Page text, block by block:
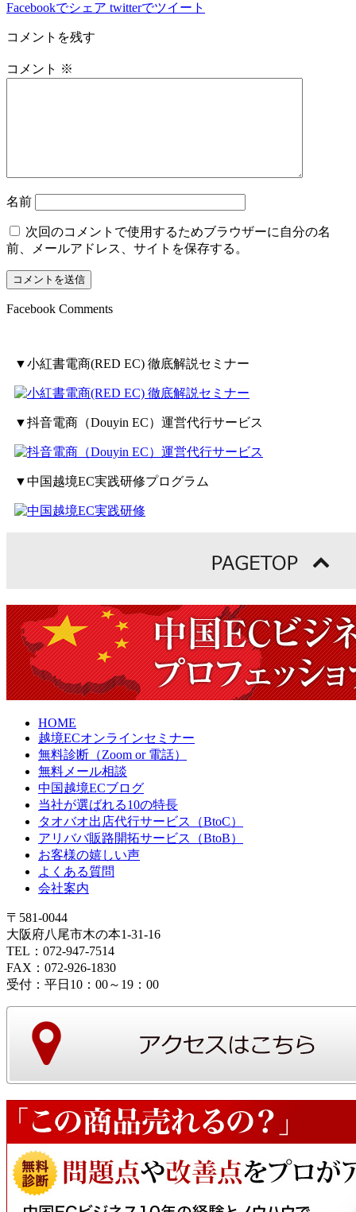
Facebookでシェア twitterでツイート
コメントを残す
コメント ※
名前
次回のコメントで使用するためブラウザーに自分の名
前、メールアドレス、サイトを保存する。
Facebook Comments
▼小紅書電商(RED EC) 徹底解説セミナー
▼抖音電商（Douyin EC）運営代行サービス
▼中国越境EC実践研修プログラム
HOME
越境ECオンラインセミナー
無料診断（Zoom or 電話）
無料メール相談
中国越境ECブログ
当社が選ばれる10の特長
タオバオ出店代行サービス（BtoC）
アリババ販路開拓サービス（BtoB）
お客様の嬉しい声
よくある質問
会社案内
〒581-0044
大阪府八尾市木の本1-31-16
TEL：072-947-7514
FAX：072-926-1830
受付：平日10：00～19：00